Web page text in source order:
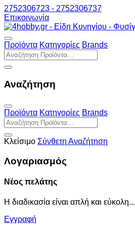
2752306723 - 2752306737
Επικοινωνία
Προϊόντα Κατηγορίες Brands
Αναζήτηση
Προϊόντα Κατηγορίες Brands
Κλείσιμο Σύνθετη Αναζήτηση
Λογαριασμός
Νέος πελάτης
Η διαδικασία είναι απλή και εύκολη...
Εγγραφή